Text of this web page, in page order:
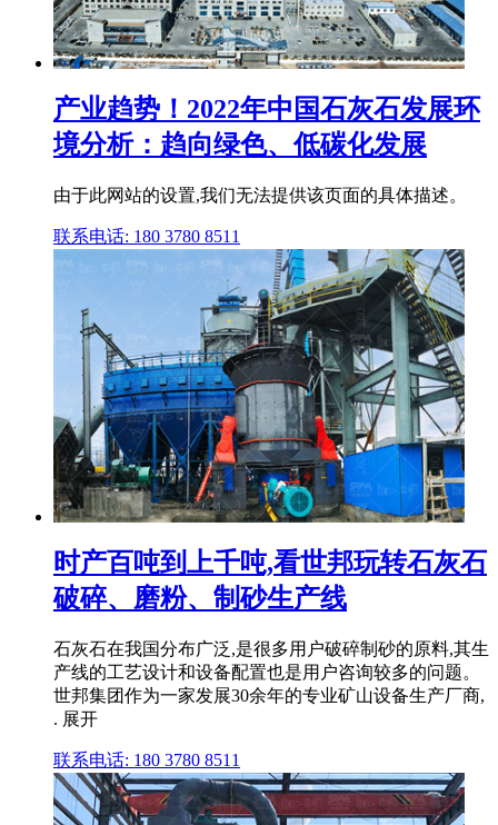
产业趋势！2022年中国石灰石发展环
境分析：趋向绿色、低碳化发展
由于此网站的设置,我们无法提供该页面的具体描述。
联系电话: 180 3780 8511
时产百吨到上千吨,看世邦玩转石灰石
破碎、磨粉、制砂生产线
石灰石在我国分布广泛,是很多用户破碎制砂的原料,其生
产线的工艺设计和设备配置也是用户咨询较多的问题。
世邦集团作为一家发展30余年的专业矿山设备生产厂商,
. 展开
联系电话: 180 3780 8511